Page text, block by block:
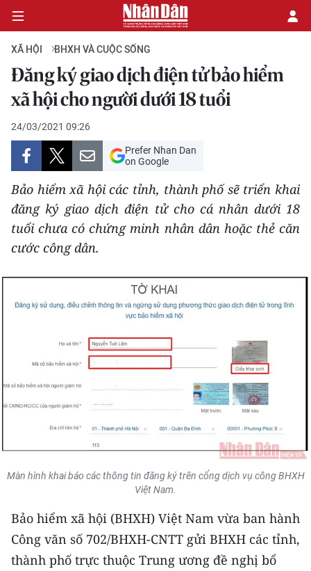
CHÍNH TRỊ
KINH TẾ
VĂN HÓA
XÃ HỘI
PHÁP LUẬT
GIÁO DỤC
KHOA HỌC - CÔNG NGHỆ
KIỂM CHỨNG THÔNG TIN
TRI THỨC CHUYÊN SÂU
XÃ HỘI BHXH VÀ CUỘC SỐNG
Đăng ký giao dịch điện tử bảo hiểm
xã hội cho người dưới 18 tuổi
24/03/2021 09:26
Prefer Nhan Dan
on Google
Bảo hiểm xã hội các tỉnh, thành phố sẽ triển khai
đăng ký giao dịch điện tử cho cá nhân dưới 18
tuổi chưa có chứng minh nhân dân hoặc thẻ căn
cước công dân.
Màn hình khai báo các thông tin đăng ký trên cổng dịch vụ công BHXH
Việt Nam.
Bảo hiểm xã hội (BHXH) Việt Nam vừa ban hành
Công văn số 702/BHXH-CNTT gửi BHXH các tỉnh,
thành phố trực thuộc Trung ương đề nghị bổ